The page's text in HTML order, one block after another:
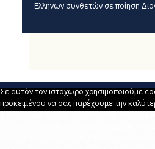
Ελλήνων συνθετών σε ποίηση
Σε αυτόν τον ιστοχώρο χρησιμοποιούμε
προκειμένου να σας παρέχουμε την
εμπειρία χρήσης της ιστοσελίδας. Τα